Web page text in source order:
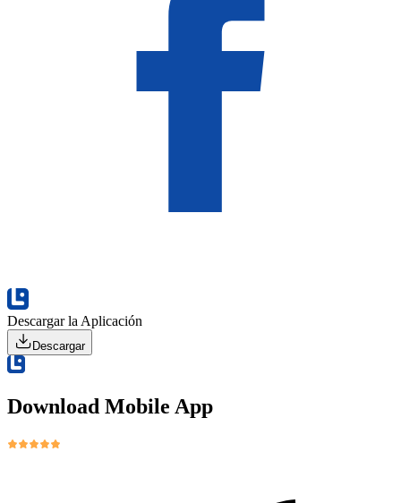
Descargar la Aplicación
Descargar
Download Mobile App